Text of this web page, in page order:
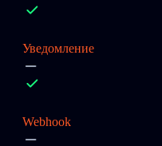
Уведомление
Webhook